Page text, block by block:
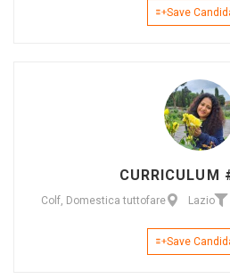
Save
CURRICULUM
Colf, Domestica tuttofare Lazio
Save